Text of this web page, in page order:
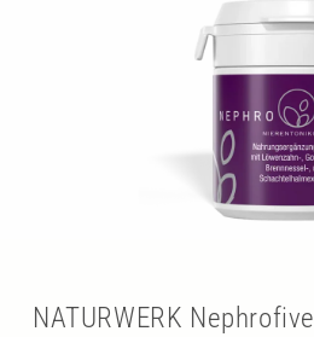
öffnen
NATURWERK Nephrofive